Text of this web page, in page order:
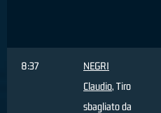
8:37
NEGRI
Claudio, Tiro
sbagliato da